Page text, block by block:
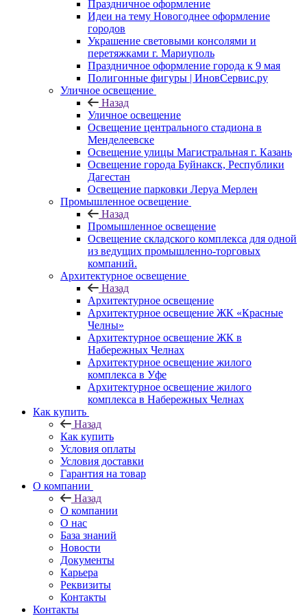
Праздничное оформление
Идеи на тему Новогоднее оформление
городов
Украшение световыми консолями и
перетяжками г. Мариуполь
Праздничное оформление города к 9 мая
Полигонные фигуры | ИновСервис.ру
Уличное освещение
Назад
Уличное освещение
Освещение центрального стадиона в
Менделеевске
Освещение улицы Магистральная г. Казань
Освещение города Буйнакск, Республики
Дагестан
Освещение парковки Леруа Мерлен
Промышленное освещение
Назад
Промышленное освещение
Освещение складского комплекса для одной
из ведущих промышленно-торговых
компаний.
Архитектурное освещение
Назад
Архитектурное освещение
Архитектурное освещение ЖК «Красные
Челны»
Архитектурное освещение ЖК в
Набережных Челнах
Архитектурное освещение жилого
комплекса в Уфе
Архитектурное освещение жилого
комплекса в Набережных Челнах
Как купить
Назад
Как купить
Условия оплаты
Условия доставки
Гарантия на товар
О компании
Назад
О компании
О нас
База знаний
Новости
Документы
Карьера
Реквизиты
Контакты
Контакты